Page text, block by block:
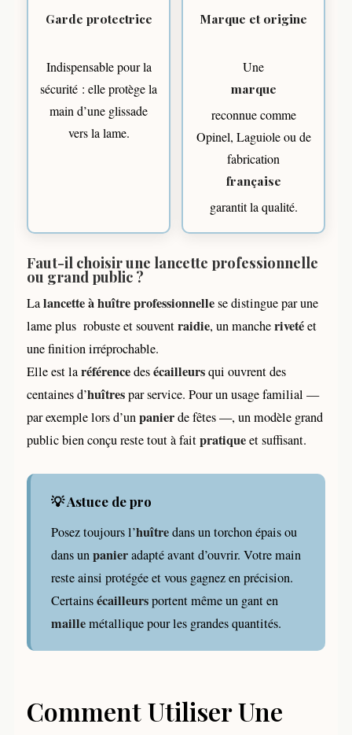
Garde protectrice
Indispensable pour la
sécurité : elle protège la
main d’une glissade
vers la lame.
Marque et origine
Une
marque
reconnue comme
Opinel, Laguiole ou de
fabrication
française
garantit la qualité.
Faut-il choisir une lancette professionnelle
ou grand public ?
Lalancette à huître professionnellese distingue par une
lame plus robuste et souventraidie, un mancherivetéet
une finition irréprochable.
Elle est laréférencedesécailleursqui ouvrent des
centaines d’huîtrespar service. Pour un usage familial —
par exemple lors d’unpanierde fêtes —, un modèle grand
public bien conçu reste tout à faitpratiqueet suffisant.
💡 Astuce de pro
Posez toujours l’huîtredans un torchon épais ou
dans unpanieradapté avant d’ouvrir. Votre main
reste ainsi protégée et vous gagnez en précision.
Certainsécailleursportent même un gant en
maillemétallique pour les grandes quantités.
Comment Utiliser Une